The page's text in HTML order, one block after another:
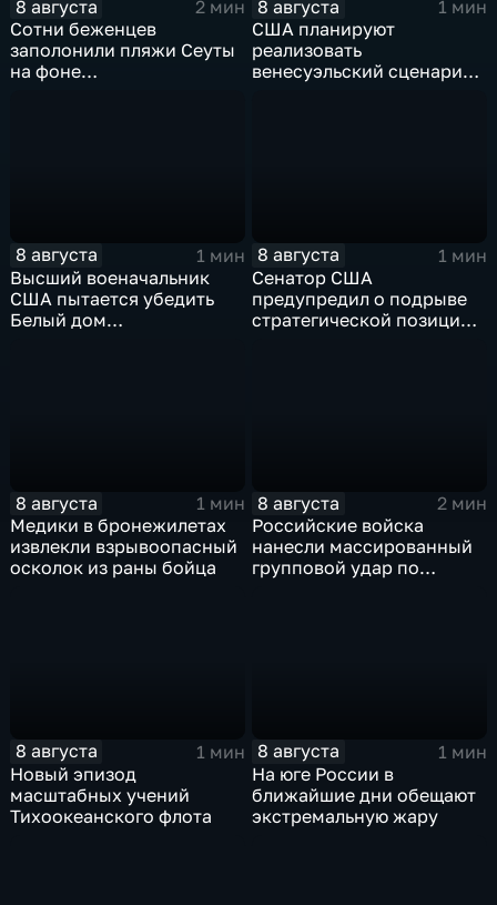
8 августа
2 мин
Сотни беженцев
заполонили пляжи Сеуты
на фоне
8 августа
1 мин
США планируют
реализовать
венесуэльский сценарий
8 августа
1 мин
Высший военачальник
США пытается убедить
Белый дом
8 августа
1 мин
Сенатор США
предупредил о подрыве
стратегической позиции
8 августа
1 мин
Медики в бронежилетах
извлекли взрывоопасный
осколок из раны бойца
8 августа
2 мин
Российские войска
нанесли массированный
групповой удар по
8 августа
1 мин
Новый эпизод
масштабных учений
Тихоокеанского флота
8 августа
1 мин
На юге России в
ближайшие дни обещают
экстремальную жару